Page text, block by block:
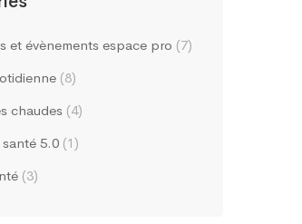
et évènements espace pro (7)
(8)
chaudes (4)
5.0 (1)
(3)